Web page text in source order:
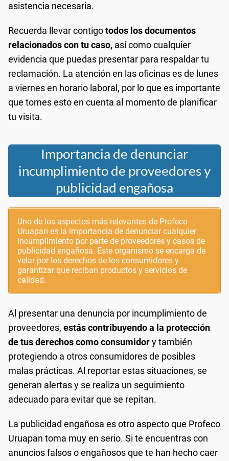
asistencia necesaria.
Recuerda llevar contigotodos los documentos
relacionados con tu caso, así como cualquier
evidencia que puedas presentar para respaldar tu
reclamación. La atención en las oficinas es de lunes
a viernes en horario laboral, por lo que es importante
que tomes esto en cuenta al momento de planificar
tu visita.
Importancia de denunciar
incumplimiento de proveedores y
publicidad engañosa
Uno de los aspectos más relevantes de Profeco
Uruapan es la importancia de denunciar cualquier
incumplimiento por parte de proveedores y casos de
publicidad engañosa. Este organismo se encarga de
velar por los derechos de los consumidores y
garantizar que reciban productos y servicios de
calidad.
Al presentar una denuncia por incumplimiento de
proveedores, estás contribuyendo a la protección
de tus derechos como consumidory también
protegiendo a otros consumidores de posibles
malas prácticas. Al reportar estas situaciones, se
generan alertas y se realiza un seguimiento
adecuado para evitar que se repitan.
La publicidad engañosa es otro aspecto que Profeco
Uruapan toma muy en serio. Si te encuentras con
anuncios falsos o engañosos que te han hecho caer